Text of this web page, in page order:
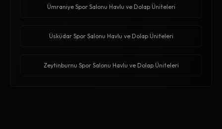
Ümraniye Spor Salonu Havlu ve Dolap Üniteleri
Üsküdar Spor Salonu Havlu ve Dolap Üniteleri
Zeytinburnu Spor Salonu Havlu ve Dolap Üniteleri